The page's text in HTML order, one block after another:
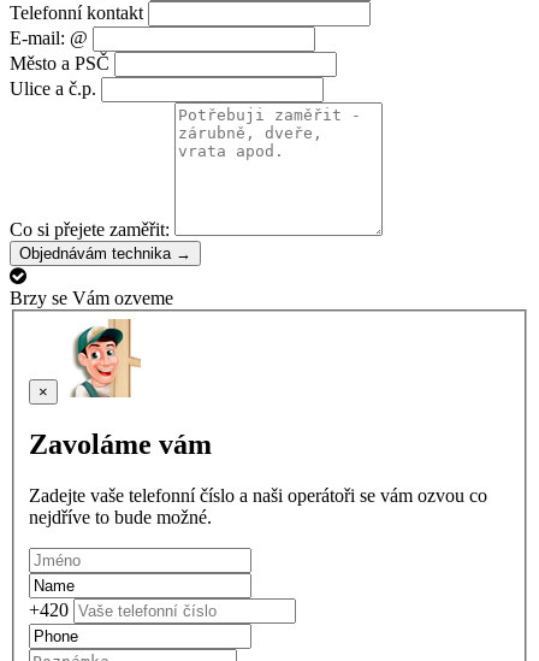
Telefonní kontakt
E-mail: @
Město a PSČ
Ulice a č.p.
Co si přejete zaměřit:
Objednávám technika →
Brzy se Vám ozveme
×
Zavoláme vám
Zadejte vaše telefonní číslo a naši operátoři se vám ozvou co
nejdříve to bude možné.
+420